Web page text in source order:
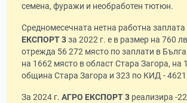
семена, фуражи и необработен тютюн.
Средномесечната нетна работна заплата
ЕКСПОРТ 3за 2022 г. е в размер на 760
отрежда 56 272 място по заплати в
на 1662 място в област Стара Загора, на
община Стара Загора и 323 по КИД -
За 2024 г. АГРО ЕКСПОРТ 3 реализира -